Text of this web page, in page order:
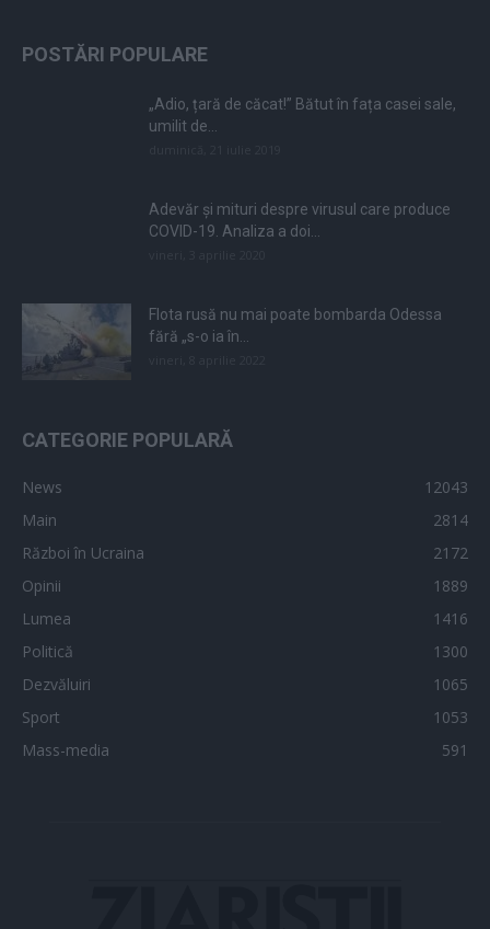
POSTĂRI POPULARE
„Adio, țară de căcat!” Bătut în fața casei sale,
umilit de...
Adevăr și mituri despre virusul care produce
COVID-19. Analiza a doi...
Flota rusă nu mai poate bombarda Odessa
fără „s-o ia în...
CATEGORIE POPULARĂ
News
12043
Main
2814
Război în Ucraina
2172
Opinii
1889
Lumea
1416
Politică
1300
Dezvăluiri
1065
Sport
1053
Mass-media
591